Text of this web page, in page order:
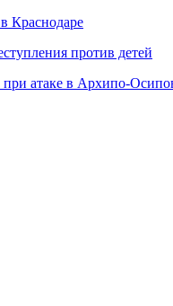
Краснодаре
против детей
атаке в Архипо-